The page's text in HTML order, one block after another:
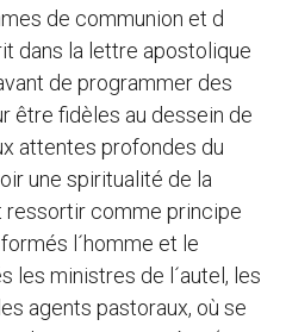
de communion et d
dans la lettre apostolique
de programmer des
être fidèles au dessein de
attentes profondes du
une spiritualité de la
ressortir comme principe
l´homme et le
les ministres de l´autel, les
agents pastoraux, où se